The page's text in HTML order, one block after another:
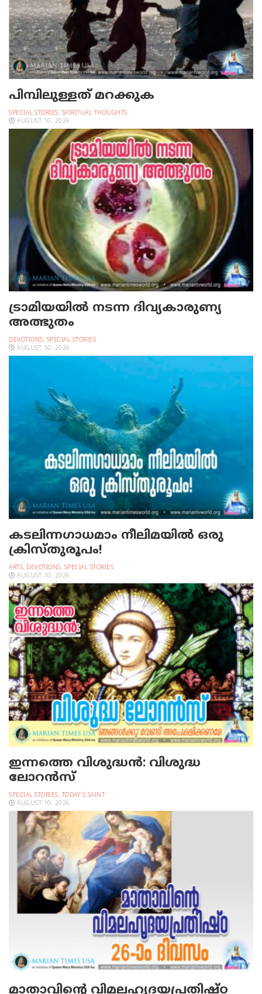
പിമ്പിലുള്ളത് മറക്കുക
SPECIAL STORIES, SPIRITUAL THOUGHTS
AUGUST 10, 2026
ട്രാമിയയില്‍ നടന്ന ദിവ്യകാരുണ്യ
അത്ഭുതം
DEVOTIONS, SPECIAL STORIES
AUGUST 10, 2026
കടലിന്നഗാധമാം നീലിമയില്‍ ഒരു
ക്രിസ്തുരൂപം!
ARTS, DEVOTIONS, SPECIAL STORIES
AUGUST 10, 2026
ഇന്നത്തെ വിശുദ്ധന്‍: വിശുദ്ധ
ലോറന്‍സ്‌
SPECIAL STORIES, TODAY'S SAINT
AUGUST 10, 2026
മാതാവിന്റെ വിമലഹൃദയപ്രതിഷ്ഠ